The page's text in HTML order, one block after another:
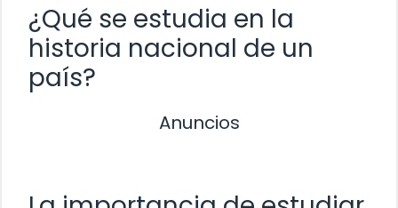
¿Qué se estudia en la
historia nacional de un
país?
Anuncios